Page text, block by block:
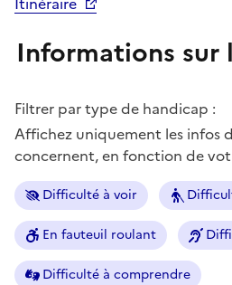
Informations sur
Filtrer par type de handicap :
Affichez uniquement les infos
concernent, en fonction de
Difficulté à voir
En fauteuil roulant
Difficulté à comprendre